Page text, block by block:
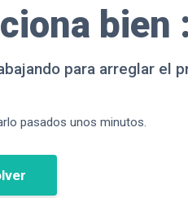
bien
para arreglar el
pasados unos minutos.